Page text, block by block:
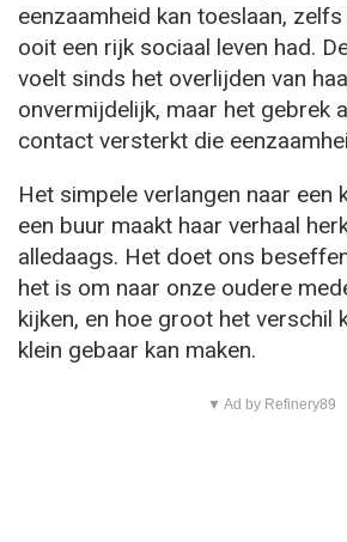
eenzaamheid kan toeslaan,
ooit een rijk sociaal leven had.
voelt sinds het overlijden van
onvermijdelijk, maar het gebrek
contact versterkt die
Het simpele verlangen naar een
een buur maakt haar verhaal
alledaags. Het doet ons
het is om naar onze oudere
kijken, en hoe groot het verschil
klein gebaar kan maken.
▼ Ad by Refinery89